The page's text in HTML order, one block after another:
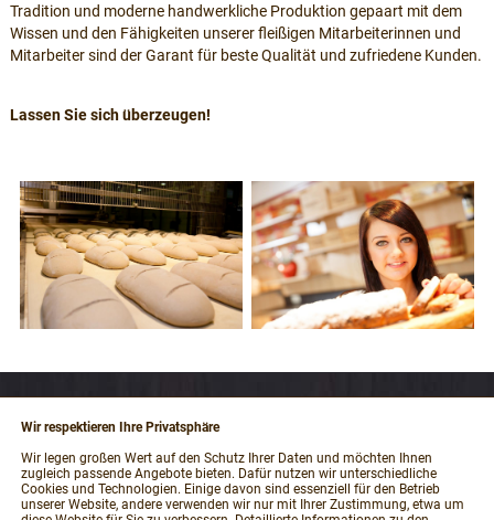
Wir respektieren Ihre Privatsphäre
Wir legen großen Wert auf den Schutz Ihrer Daten und möchten Ihnen
zugleich passende Angebote bieten. Dafür nutzen wir unterschiedliche
Cookies und Technologien. Einige davon sind essenziell für den Betrieb
unserer Website, andere verwenden wir nur mit Ihrer Zustimmung, etwa um
Tradition und moderne handwerkliche Produktion gepaart mit dem
Wissen und den Fähigkeiten unserer fleißigen Mitarbeiterinnen und
Mitarbeiter sind der Garant für beste Qualität und zufriedene Kunden.
Lassen Sie sich überzeugen!
RECHTLICHES
Impressum
AGB und Kundeninformationen